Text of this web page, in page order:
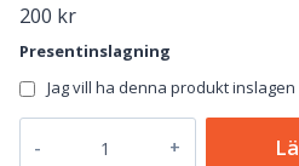
200 kr
Presentinslagning
Jag vill ha denna produkt
mängd